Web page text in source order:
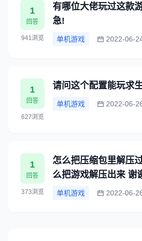
1
回答
941浏览
有哪位大佬玩过这款
急!
单机游戏 2022-06-
1
回答
627浏览
请问这个配置能玩求
单机游戏 2022-06-
1
回答
373浏览
怎么把压缩包里解压
么把游戏解压出来 谢
单机游戏 2022-06-